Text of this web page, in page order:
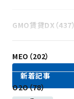
GMO賃貸DX（437）
MEO（202）
O2O（78）
新着記事